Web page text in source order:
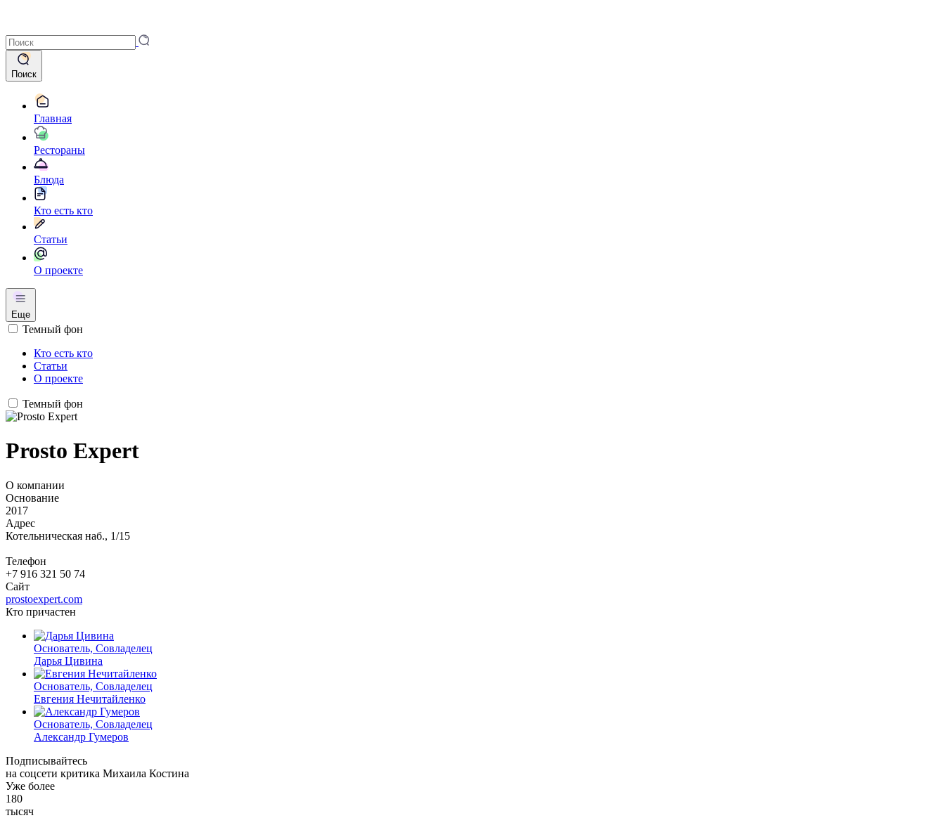
Поиск
Главная
Рестораны
Блюда
Кто есть кто
Статьи
О проекте
Еще
Темный фон
Кто есть кто
Статьи
О проекте
Темный фон
Prosto Expert
О компании
Основание
2017
Адрес
Котельническая наб., 1/15
Телефон
+7 916 321 50 74
Сайт
prostoexpert.com
Кто причастен
Основатель, Совладелец
Дарья Цивина
Основатель, Совладелец
Евгения Нечитайленко
Основатель, Совладелец
Александр Гумеров
Подписывайтесь
на соцсети критика Михаила Костина
Уже более
180
тысяч